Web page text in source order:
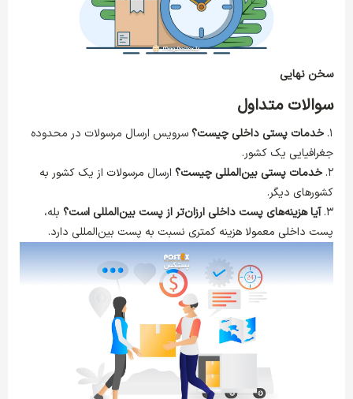
سخن نهایی
سوالات متداول
۱. خدمات پستی داخلی چیست؟ سرویس ارسال مرسولات در محدوده
جغرافیایی یک کشور.
۲. خدمات پستی بین‌المللی چیست؟ ارسال مرسولات از یک کشور به
کشورهای دیگر.
۳. آیا هزینه‌های پست داخلی ارزان‌تر از پست بین‌المللی است؟ بله،
پست داخلی معمولا هزینه کمتری نسبت به پست بین‌المللی دارد.